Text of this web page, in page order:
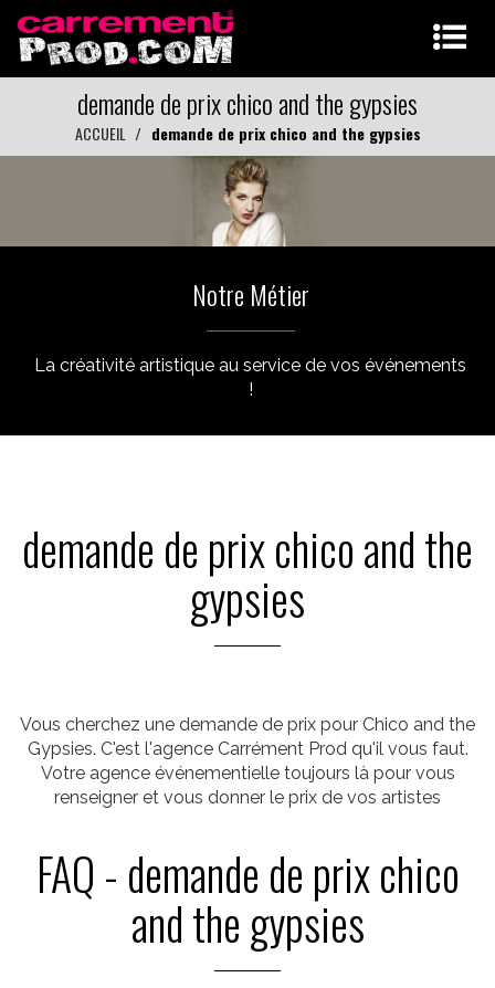
demande de prix chico and the gypsies
ACCUEIL demande de prix chico and the gypsies
Notre Métier
La créativité artistique au service de vos événements
!
demande de prix chico and the
gypsies
Vous cherchez une demande de prix pour Chico and the
Gypsies. C'est l'agence Carrément Prod qu'il vous faut.
Votre agence événementielle toujours là pour vous
renseigner et vous donner le prix de vos artistes
FAQ - demande de prix chico
and the gypsies